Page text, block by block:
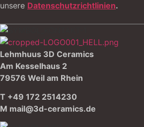
unsere Datenschutzrichtlinien.
Lehmhuus 3D Ceramics
Am Kesselhaus 2
79576 Weil am Rhein
T +49 172 2514230
M mail@3d-ceramics.de